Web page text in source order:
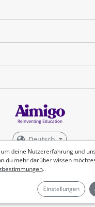
deine Nutzererfahrung und
du mehr darüber wissen
.
Einstellungen
Deutsch
©Aimigo 2026